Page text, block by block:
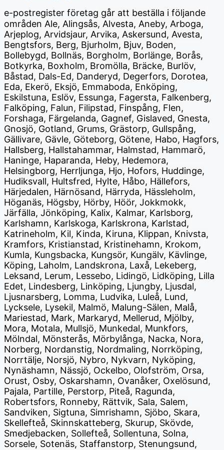
e-postregister företag går att beställa i följande
områden Ale, Alingsås, Alvesta, Aneby, Arboga,
Arjeplog, Arvidsjaur, Arvika, Askersund, Avesta,
Bengtsfors, Berg, Bjurholm, Bjuv, Boden,
Bollebygd, Bollnäs, Borgholm, Borlänge, Borås,
Botkyrka, Boxholm, Bromölla, Bräcke, Burlöv,
Båstad, Dals-Ed, Danderyd, Degerfors, Dorotea,
Eda, Ekerö, Eksjö, Emmaboda, Enköping,
Eskilstuna, Eslöv, Essunga, Fagersta, Falkenberg,
Falköping, Falun, Filipstad, Finspång, Flen,
Forshaga, Färgelanda, Gagnef, Gislaved, Gnesta,
Gnosjö, Gotland, Grums, Grästorp, Gullspång,
Gällivare, Gävle, Göteborg, Götene, Habo, Hagfors,
Hallsberg, Hallstahammar, Halmstad, Hammarö,
Haninge, Haparanda, Heby, Hedemora,
Helsingborg, Herrljunga, Hjo, Hofors, Huddinge,
Hudiksvall, Hultsfred, Hylte, Håbo, Hällefors,
Härjedalen, Härnösand, Härryda, Hässleholm,
Höganäs, Högsby, Hörby, Höör, Jokkmokk,
Järfälla, Jönköping, Kalix, Kalmar, Karlsborg,
Karlshamn, Karlskoga, Karlskrona, Karlstad,
Katrineholm, Kil, Kinda, Kiruna, Klippan, Knivsta,
Kramfors, Kristianstad, Kristinehamn, Krokom,
Kumla, Kungsbacka, Kungsör, Kungälv, Kävlinge,
Köping, Laholm, Landskrona, Laxå, Lekeberg,
Leksand, Lerum, Lessebo, Lidingö, Lidköping, Lilla
Edet, Lindesberg, Linköping, Ljungby, Ljusdal,
Ljusnarsberg, Lomma, Ludvika, Luleå, Lund,
Lycksele, Lysekil, Malmö, Malung-Sälen, Malå,
Mariestad, Mark, Markaryd, Mellerud, Mjölby,
Mora, Motala, Mullsjö, Munkedal, Munkfors,
Mölndal, Mönsterås, Mörbylånga, Nacka, Nora,
Norberg, Nordanstig, Nordmaling, Norrköping,
Norrtälje, Norsjö, Nybro, Nykvarn, Nyköping,
Nynäshamn, Nässjö, Ockelbo, Olofström, Orsa,
Orust, Osby, Oskarshamn, Ovanåker, Oxelösund,
Pajala, Partille, Perstorp, Piteå, Ragunda,
Robertsfors, Ronneby, Rättvik, Sala, Salem,
Sandviken, Sigtuna, Simrishamn, Sjöbo, Skara,
Skellefteå, Skinnskatteberg, Skurup, Skövde,
Smedjebacken, Sollefteå, Sollentuna, Solna,
Sorsele, Sotenäs, Staffanstorp, Stenungsund,